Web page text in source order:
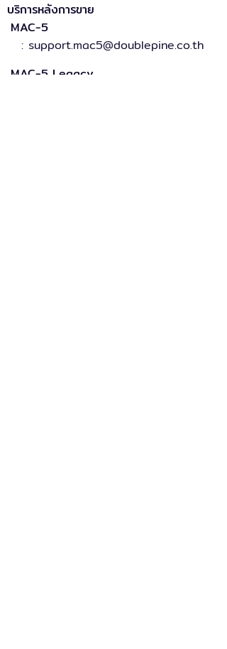
บริการหลังการขาย
MAC-5
: support.mac5@doublepine.co.th
MAC-5 Legacy